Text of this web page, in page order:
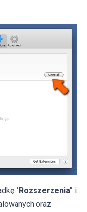
"Rozszerzenia" i
oraz